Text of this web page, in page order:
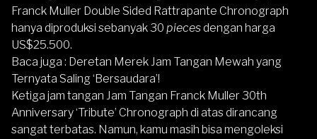
Franck Muller Double Sided Rattrapante Chronograph
hanya diproduksi sebanyak 30 piecesdengan harga
US$25.500.
Baca juga : Deretan Merek Jam Tangan Mewah yang
Ternyata Saling ‘Bersaudara’!
Ketiga jam tangan Jam Tangan Franck Muller 30th
Anniversary ‘Tribute’ Chronograph di atas dirancang
sangat terbatas. Namun, kamu masih bisa mengoleksi